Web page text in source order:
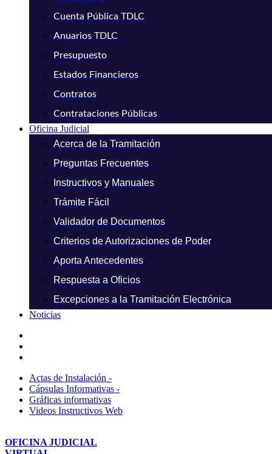
Cuenta Pública TDLC
Anuarios TDLC
Presupuesto
Estados Financieros
Contratos
Contrataciones Públicas
Oficina Judicial
Acerca de la Tramitación
Preguntas Frecuentes
Instructivos y Manuales
Trámite Fácil
Validador de Documentos
Criterios de Autorizaciones de Poder
Aporta Antecedentes
Respuesta a Oficios
Excepciones a la Tramitación Electrónica
Noticias
Actas de Instalación -
Cápsulas Informativas -
Gráficas informativas
Videos Instructivos Web
OFICINA JUDICIAL